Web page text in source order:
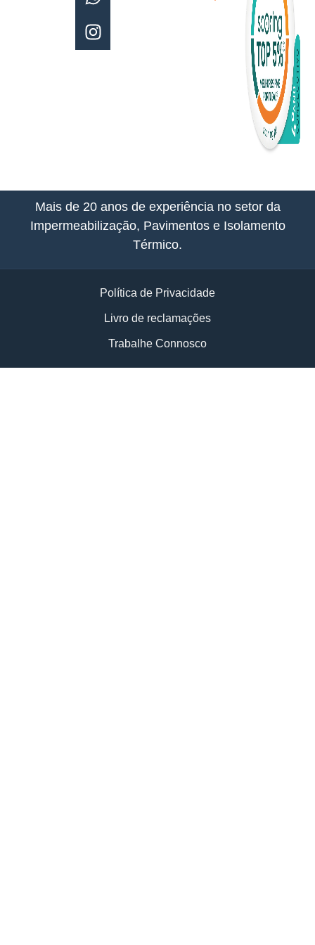
Pedro
Álvares
Cabral,
230,
Beloura
– Linhó,
2714-
544
Sintra,
Mais de 20 anos de experiência no setor da
Impermeabilização, Pavimentos e Isolamento
Térmico.
Política de Privacidade
Livro de reclamações
Trabalhe Connosco